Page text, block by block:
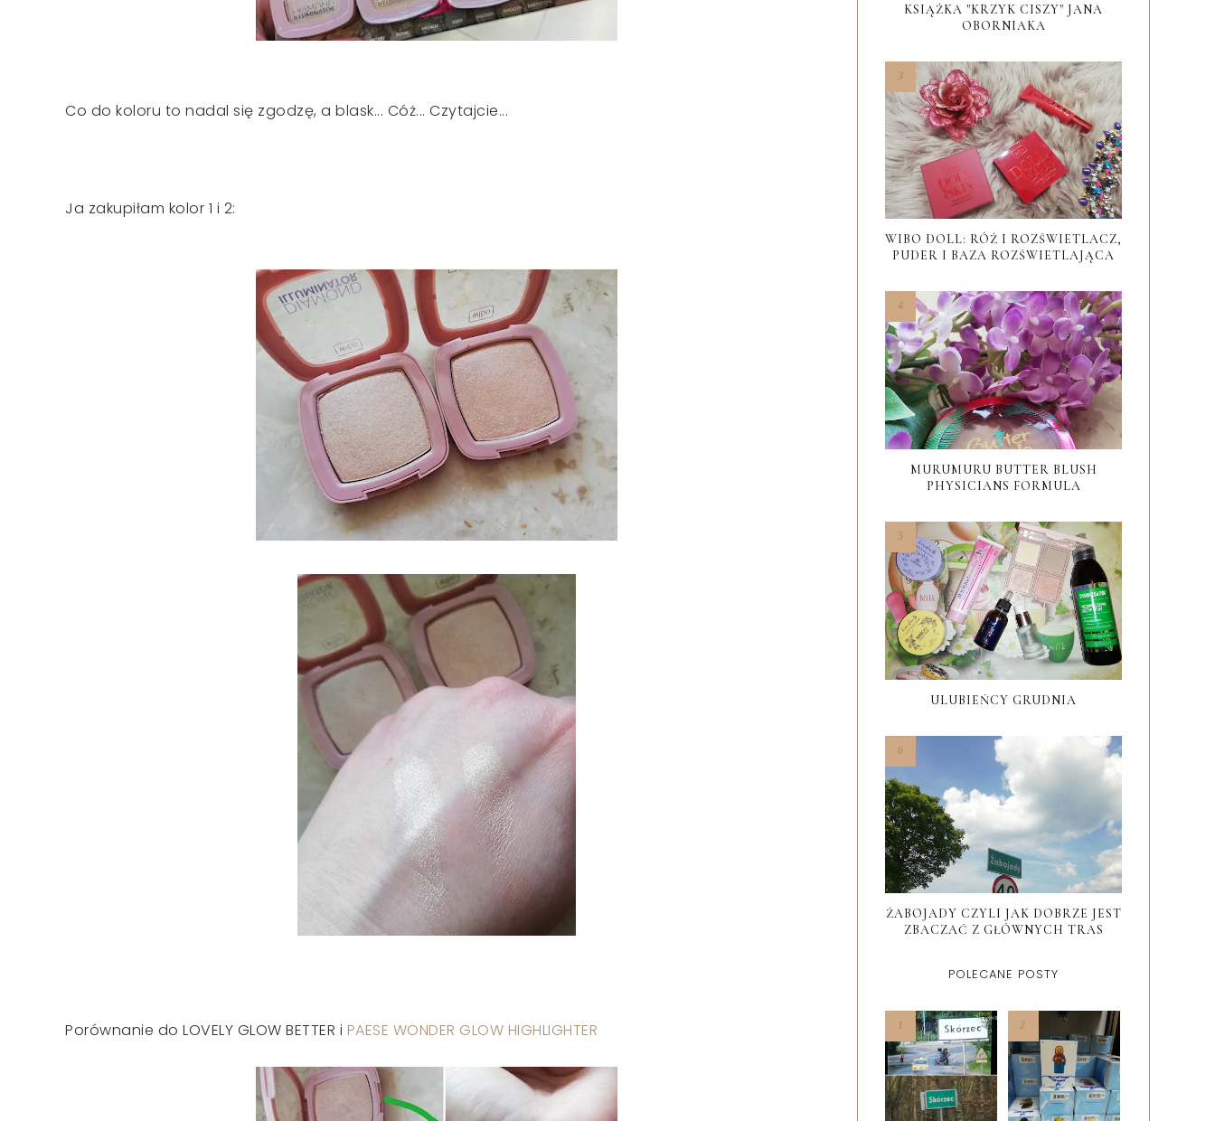
Co do koloru to nadal się zgodzę, a blask... Cóż... Czytajcie...
Ja zakupiłam kolor 1 i 2:
Porównanie do LOVELY GLOW BETTER i PAESE WONDER GLOW HIGHLIGHTER
KSIĄŻKA "KRZYK CISZY" JANA
OBORNIAKA
WIBO DOLL: RÓŻ I ROZŚWIETLACZ,
PUDER I BAZA ROZŚWIETLAJĄCA
MURUMURU BUTTER BLUSH
PHYSICIANS FORMULA
ULUBIEŃCY GRUDNIA
ŻABOJADY CZYLI JAK DOBRZE JEST
ZBACZAĆ Z GŁÓWNYCH TRAS
POLECANE POSTY